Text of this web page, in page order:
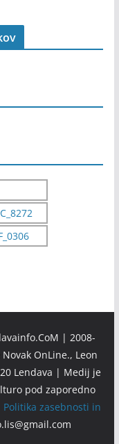
| 2008-
OnLine., Leon
Lendava | Medij je
pod zaporedno
Politika zasebnosti in